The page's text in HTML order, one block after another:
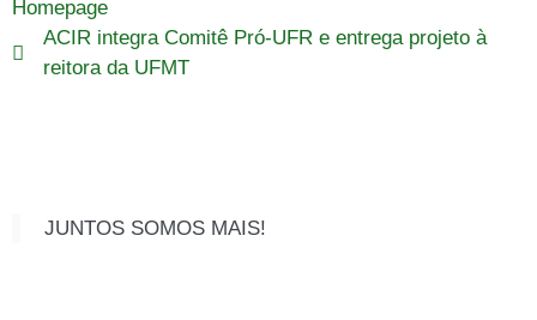
Homepage
ACIR integra Comitê Pró-UFR e entrega projeto à
reitora da UFMT
JUNTOS SOMOS MAIS!